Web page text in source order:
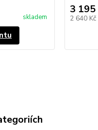
skladem
3 195
2 640 Kč